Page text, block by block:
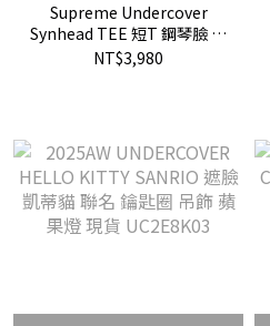
Supreme Undercover
Synhead TEE 短T 鋼琴臉 聯
名 寫實 熱門 現貨
NT$3,980